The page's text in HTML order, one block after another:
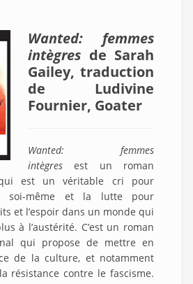
Wanted: femmes
intègres de Sarah
Gailey, traduction
de Ludivine
Fournier, Goater
Wanted: femmes
intègres est un roman
est un véritable cri pour
soi-même et la lutte pour
et l’espoir dans un monde qui
à l’austérité. C’est un roman
qui propose de mettre en
de la culture, et notamment
résistance contre le fascisme.